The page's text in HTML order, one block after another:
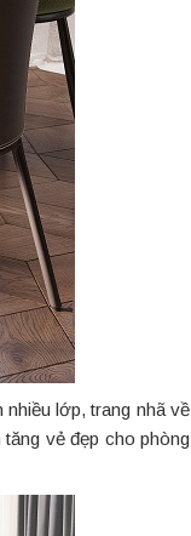
lớp, trang nhã về
vẻ đẹp cho phòng